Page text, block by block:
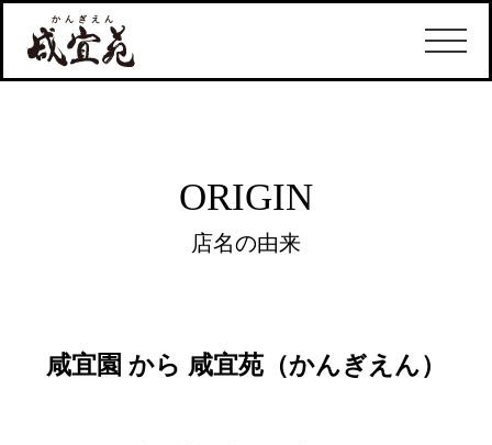
ORIGIN
店名の由来
咸宜園 から 咸宜苑（かんぎえん）